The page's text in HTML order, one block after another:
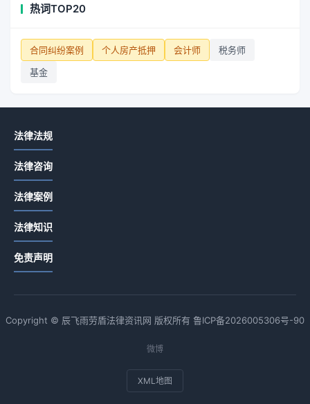
热词TOP20
合同纠纷案例 个人房产抵押 会计师
税务师
基金
法律法规
法律咨询
法律案例
法律知识
免责声明
Copyright © 辰飞雨劳盾法律资讯网 版权所有 鲁ICP备2026005306号-90
微博
XML地图